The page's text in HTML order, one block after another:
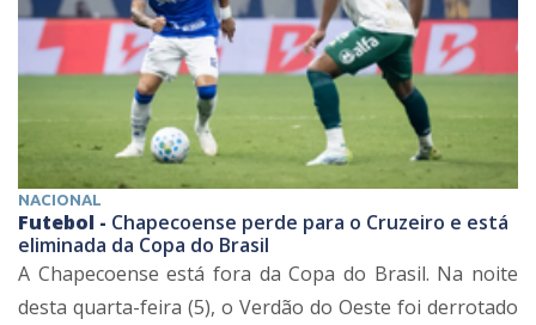
NACIONAL
Futebol - Chapecoense perde para o Cruzeiro e está
eliminada da Copa do Brasil
A Chapecoense está fora da Copa do Brasil. Na noite
desta quarta-feira (5), o Verdão do Oeste foi derrotado